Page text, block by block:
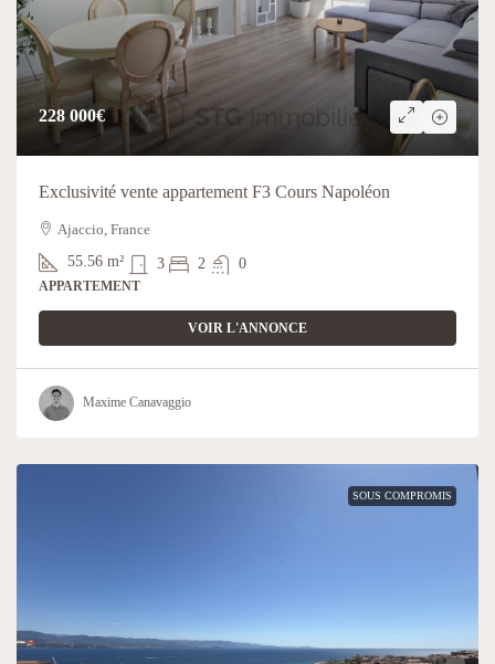
228 000€
Exclusivité vente appartement F3 Cours Napoléon
Ajaccio, France
55.56 m² 3 2 0
APPARTEMENT
VOIR L'ANNONCE
Maxime Canavaggio
SOUS COMPROMIS